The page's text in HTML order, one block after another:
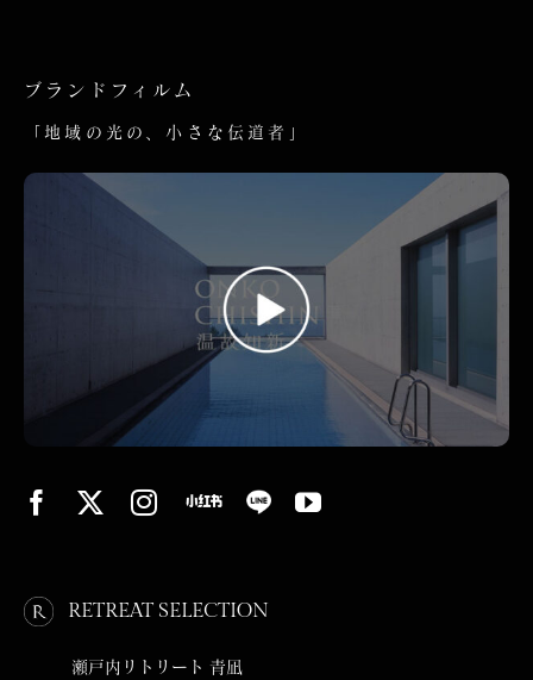
ブランドフィルム
「地域の光の、小さな伝道者」
RETREAT SELECTION
瀬戸内リトリート 青凪